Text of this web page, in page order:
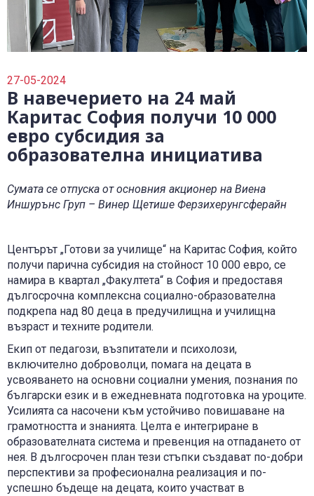
Правила и политики, свързани с обслужването
Плати вноска
Уведоми за събитие
0700 18 800
27-05-2024
В навечерието на 24 май
Каритас София получи 10 000
евро субсидия за
образователна инициатива
Сумата се отпуска от основния акционер на Виена
Иншурънс Груп – Винер Щетише Ферзихерунгсферайн
Центърът „Готови за училище“ на Каритас София, който
получи парична субсидия на стойност 10 000 евро, се
намира в квартал „Факултета“ в София и предоставя
дългосрочна комплексна социално-образователна
подкрепа над 80 деца в предучилищна и училищна
възраст и техните родители.
Екип от педагози, възпитатели и психолози,
включително доброволци, помага на децата в
усвояването на основни социални умения, познания по
български език и в ежедневната подготовка на уроците.
Усилията са насочени към устойчиво повишаване на
грамотността и знанията. Целта е интегриране в
образователната система и превенция на отпадането от
нея. В дългосрочен план тези стъпки създават по-добри
перспективи за професионална реализация и по-
успешно бъдеще на децата, които участват в